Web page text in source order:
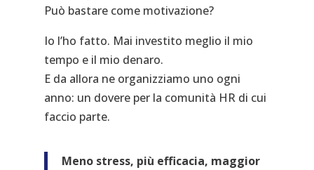
Può bastare come motivazione?
Io l’ho fatto. Mai investito meglio il mio
tempo e il mio denaro.
E da allora ne organizziamo uno ogni
anno: un dovere per la comunità HR di cui
faccio parte.
Meno stress, più efficacia, maggior